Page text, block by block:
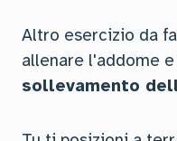
Altro esercizio da
allenare l'addome
sollevamento